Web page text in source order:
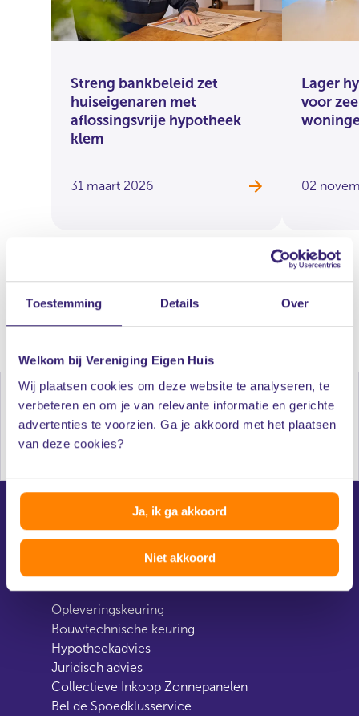
Toestemming Details Over
Welkom bij Vereniging Eigen Huis
Wij plaatsen cookies om deze website te analyseren, te
verbeteren en om je van relevante informatie en gerichte
advertenties te voorzien. Ga je akkoord met het plaatsen
van deze cookies?
Ja, ik ga akkoord
Niet akkoord
Streng bankbeleid zet
huiseigenaren met
aflossingsvrije hypotheek
klem
31 maart 2026
Lager
voor
02
Al 50 jaar onafhankelijk advies voor huiseigenaren
Opleveringskeuring
Bouwtechnische keuring
Hypotheekadvies
Juridisch advies
Collectieve Inkoop Zonnepanelen
Bel de Spoedklusservice